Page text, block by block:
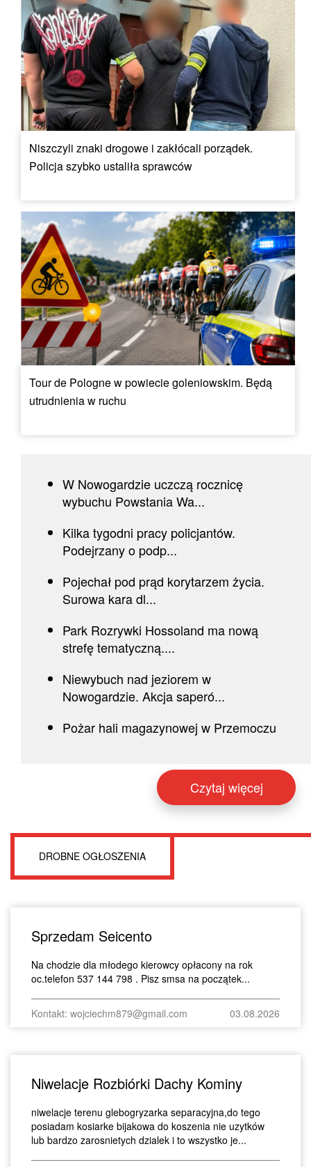
Niszczyli znaki drogowe i zakłócali porządek.
Policja szybko ustaliła sprawców
Tour de Pologne w powiecie goleniowskim. Będą
utrudnienia w ruchu
W Nowogardzie uczczą rocznicę
wybuchu Powstania Wa...
Kilka tygodni pracy policjantów.
Podejrzany o podp...
Pojechał pod prąd korytarzem życia.
Surowa kara dl...
Park Rozrywki Hossoland ma nową
strefę tematyczną....
Niewybuch nad jeziorem w
Nowogardzie. Akcja saperó...
Pożar hali magazynowej w Przemoczu
Czytaj więcej
DROBNE OGŁOSZENIA
Sprzedam Seicento
Na chodzie dla młodego kierowcy opłacony na rok
oc.telefon 537 144 798 . Pisz smsa na początek...
Kontakt: wojciechm879@gmail.com 03.08.2026
Niwelacje Rozbiórki Dachy Kominy
niwelacje terenu glebogryzarka separacyjna,do tego
posiadam kosiarke bijakowa do koszenia nie uzytków
lub bardzo zarosnietych dzialek i to wszystko je...